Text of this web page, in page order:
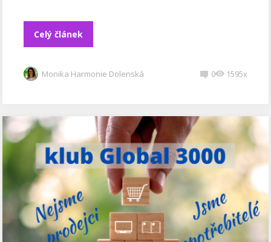
Celý článek
Monika Harmonie Dolenská 0 1595x